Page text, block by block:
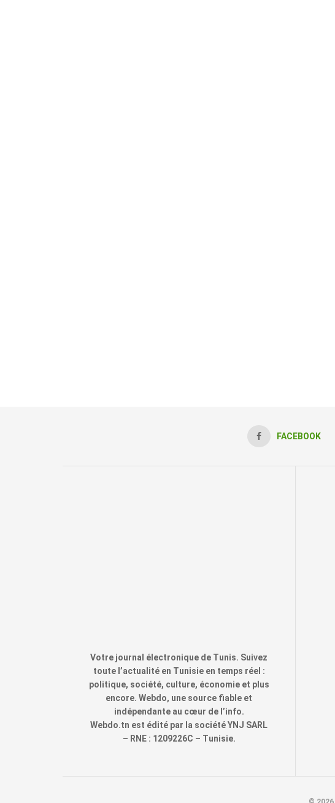
FACEBOOK
Votre journal électronique de Tunis. Suivez
toute l’actualité en Tunisie en temps réel :
politique, société, culture, économie et plus
encore. Webdo, une source fiable et
indépendante au cœur de l’info.
Webdo.tn est édité par la société YNJ SARL
– RNE : 1209226C – Tunisie.